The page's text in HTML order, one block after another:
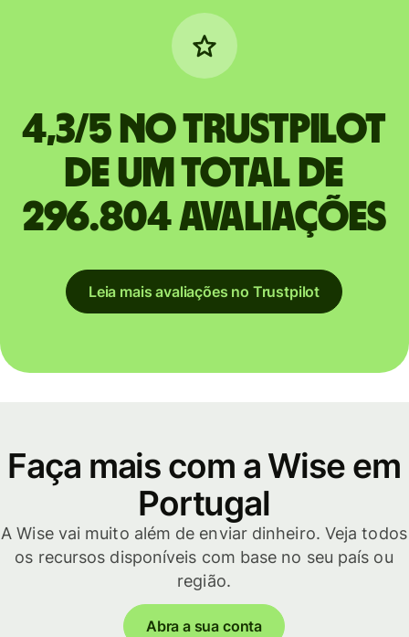
4,3/5 no Trustpilot
de um total de
296.804 avaliações
Leia mais avaliações no Trustpilot
Faça mais com a Wise em
Portugal
A Wise vai muito além de enviar dinheiro. Veja todos
os recursos disponíveis com base no seu país ou
região.
Abra a sua conta